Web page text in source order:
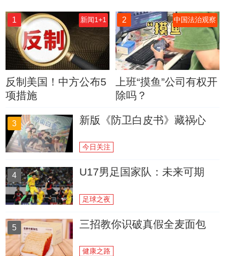
1 新闻1+1
反制美国！中方公布5
项措施
2 中国法治观察
上班“摸鱼”公司有权开
除吗？
3 新版《防卫白皮书》藏祸心
今日关注
4 U17男足国家队：未来可期
足球之夜
5 三招教你识破真假全麦面包
健康之路